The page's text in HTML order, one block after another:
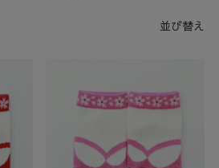
並び替え